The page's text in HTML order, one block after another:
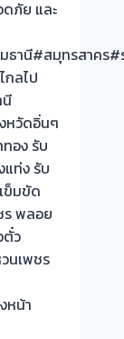
ภัย และ
านี#สมุทรสาคร#
กลไป
หวัดอิ่นๆ
อง รับ
ท่ง รับ
ข็มขัด
ร พลอย
ตั๋ว
นเพชร
หน้า